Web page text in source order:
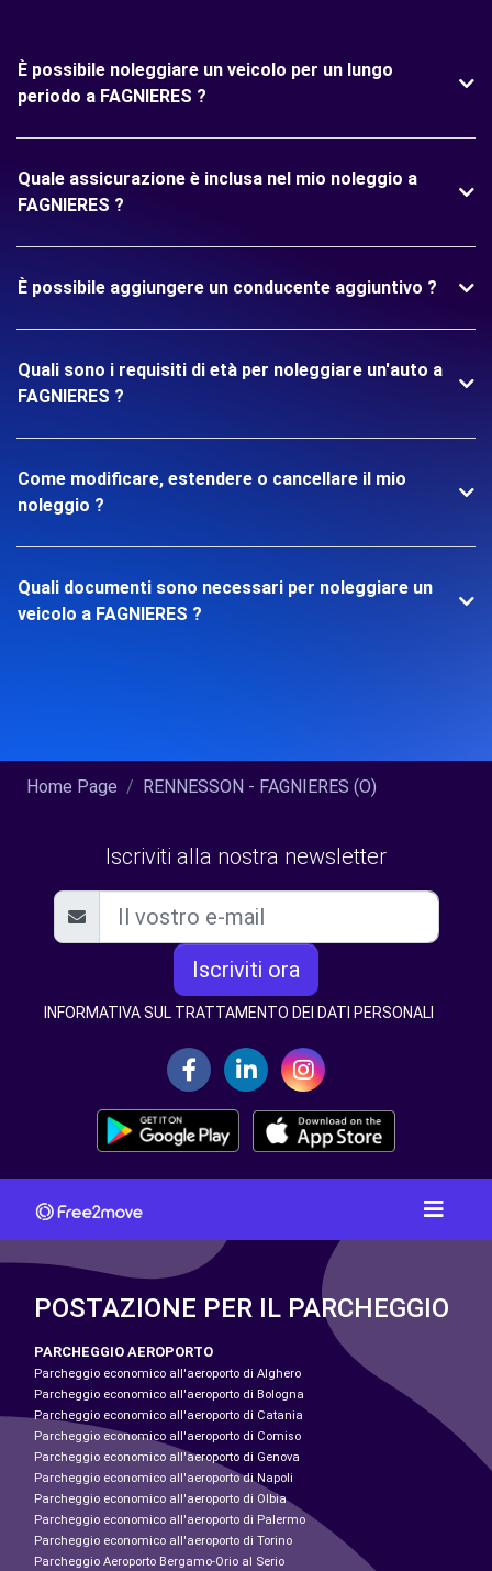
È possibile noleggiare un veicolo per un lungo
periodo a FAGNIERES ?
Quale assicurazione è inclusa nel mio noleggio a
FAGNIERES ?
È possibile aggiungere un conducente aggiuntivo ?
Quali sono i requisiti di età per noleggiare un'auto a
FAGNIERES ?
Come modificare, estendere o cancellare il mio
noleggio ?
Quali documenti sono necessari per noleggiare un
veicolo a FAGNIERES ?
Home Page RENNESSON - FAGNIERES (O)
Iscriviti alla nostra newsletter
Iscriviti ora
INFORMATIVA SUL TRATTAMENTO DEI DATI PERSONALI
POSTAZIONE PER IL PARCHEGGIO
PARCHEGGIO AEROPORTO
Parcheggio economico all'aeroporto di Alghero
Parcheggio economico all'aeroporto di Bologna
Parcheggio economico all'aeroporto di Catania
Parcheggio economico all'aeroporto di Comiso
Parcheggio economico all'aeroporto di Genova
Parcheggio economico all'aeroporto di Napoli
Parcheggio economico all'aeroporto di Olbia
Parcheggio economico all'aeroporto di Palermo
Parcheggio economico all'aeroporto di Torino
Parcheggio Aeroporto Bergamo-Orio al Serio